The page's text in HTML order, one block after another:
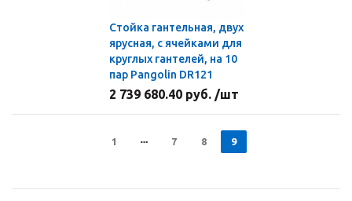
Стойка гантельная, двух
ярусная, с ячейками для
круглых гантелей, на 10
пар Pangolin DR121
2 739 680.40 руб. /шт
1 7 8 9